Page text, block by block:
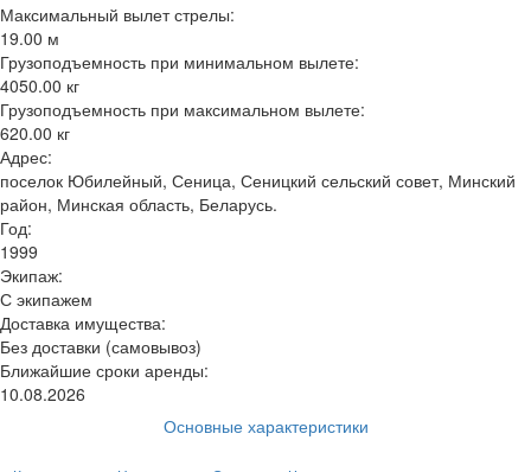
Максимальный вылет стрелы:
19.00 м
Грузоподъемность при минимальном вылете:
4050.00 кг
Грузоподъемность при максимальном вылете:
620.00 кг
Адрес:
поселок Юбилейный, Сеница, Сеницкий сельский совет, Минский
район, Минская область, Беларусь.
Год:
1999
Экипаж:
С экипажем
Доставка имущества:
Без доставки (самовывоз)
Ближайшие сроки аренды:
10.08.2026
Основные характеристики